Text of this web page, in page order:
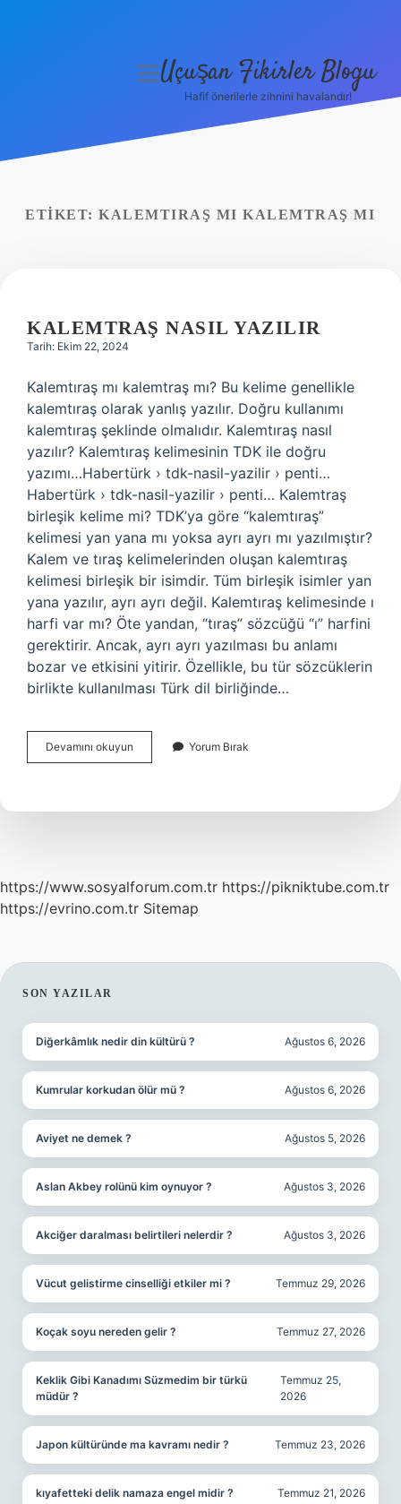
Yasal Uyarı
menüyü
Uçuşan Fikirler Blogu
Hafif önerilerle zihnini havalandır!
ETIKET: KALEMTIRAŞ MI KALEMTRAŞ MI
KALEMTRAŞ NASIL YAZILIR
Tarih: Ekim 22, 2024
Kalemtıraş mı kalemtraş mı? Bu kelime genellikle
kalemtıraş olarak yanlış yazılır. Doğru kullanımı
kalemtıraş şeklinde olmalıdır. Kalemtıraş nasıl
yazılır? Kalemtıraş kelimesinin TDK ile doğru
yazımı…Habertürk › tdk-nasil-yazilir › penti…
Habertürk › tdk-nasil-yazilir › penti… Kalemtraş
birleşik kelime mi? TDK’ya göre “kalemtıraş”
kelimesi yan yana mı yoksa ayrı ayrı mı yazılmıştır?
Kalem ve tıraş kelimelerinden oluşan kalemtıraş
kelimesi birleşik bir isimdir. Tüm birleşik isimler yan
yana yazılır, ayrı ayrı değil. Kalemtıraş kelimesinde ı
harfi var mı? Öte yandan, “tıraş” sözcüğü “ı” harfini
gerektirir. Ancak, ayrı ayrı yazılması bu anlamı
bozar ve etkisini yitirir. Özellikle, bu tür sözcüklerin
birlikte kullanılması Türk dil birliğinde…
Devamını okuyun Kalemtraş
Nasıl
Yorum Bırak
https://www.sosyalforum.com.tr https://pikniktube.com.tr
https://evrino.com.tr Sitemap
SIDEBAR
SON YAZILAR
Diğerkâmlık nedir din kültürü ? Ağustos 6, 2026
Kumrular korkudan ölür mü ? Ağustos 6, 2026
Aviyet ne demek ? Ağustos 5, 2026
Aslan Akbey rolünü kim oynuyor ? Ağustos 3, 2026
Akciğer daralması belirtileri nelerdir ? Ağustos 3, 2026
Vücut gelistirme cinselliği etkiler mi ? Temmuz 29, 2026
Koçak soyu nereden gelir ? Temmuz 27, 2026
Keklik Gibi Kanadımı Süzmedim bir türkü
müdür ?
Temmuz 25,
2026
Japon kültüründe ma kavramı nedir ? Temmuz 23, 2026
kıyafetteki delik namaza engel midir ? Temmuz 21, 2026